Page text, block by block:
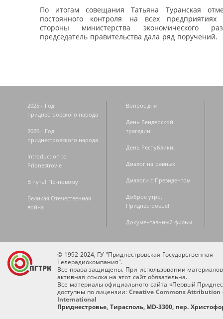
По итогам совещания Татьяна Туранская
постоянного контроля на всех предприятиях
стороны министерства экономического
председатель правительства дала ряд поручений.
2025 - Год
приднестровского народа
2026 - Год
приднестровского народа
Introduction to
Pridnestrovie
В путь! По-новому
Великая Отечественная
война
Вопрос дня
День Бендерской
трагедии
День Республики
Диалог на равных
Диалоги с Президентом
Доброе утро,
Приднестровье!
Документальный фильм
© 1992-2024, ГУ "Приднестровская Государственная
Телерадиокомпания".
Все права защищены. При использовании
активная ссылка на этот сайт обязательна.
Все материалы официального сайта «Первый
доступны по лицензии: Creative Commons Attribution
International
Приднестровье, Тирасполь, MD-3300, пер.